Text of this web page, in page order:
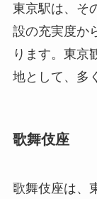
東京駅は、そ
設の充実度か
ります。東京
地として、多
歌舞伎座
歌舞伎座は、